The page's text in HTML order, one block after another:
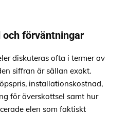
och förväntningar
diskuteras ofta i termer av
siffran är sällan exakt.
installationskostnad,
för överskottsel samt hur
elen som faktiskt